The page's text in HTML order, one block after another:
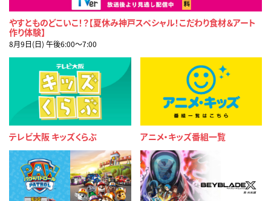
やすとものどこいこ！？【夏休み神戸スペシャル！こだわり食材＆アート
作り体験】
8月9日(日) 午後6:00〜7:00
テレビ大阪 キッズくらぶ アニメ・キッズ番組一覧